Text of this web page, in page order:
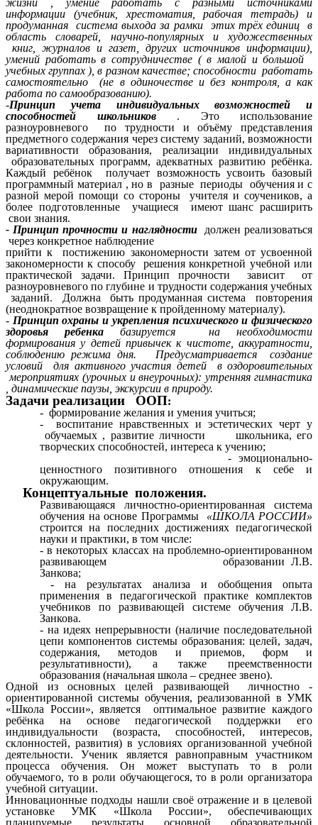
информации (учебник, хрестоматия, рабочая тетрадь) и
продуманная система выхода за рамки этих трёх единиц в
область словарей, научно-популярных и художественных
книг, журналов и газет, других источников информации),
умений работать в сотрудничестве ( в малой и большой
учебных группах ), в разном качестве; способности работать
самостоятельно (не в одиночестве и без контроля, а как
работа по самообразованию).
-Принцип учета индивидуальных возможностей и
способностей школьников. Это использование
разноуровневого по трудности и объёму представления
предметного содержания через систему заданий, возможности
вариативности образования, реализации индивидуальных
образовательных программ, адекватных развитию ребёнка.
Каждый ребёнок получает возможность усвоить базовый
программный материал , но в разные периоды обучения и с
разной мерой помощи со стороны учителя и соучеников, а
более подготовленные учащиеся имеют шанс расширить
свои знания.
- Принцип прочности и наглядностидолжен реализоваться
через конкретное наблюдение
прийти к постижению закономерности затем от усвоенной
закономерности к способу решения конкретной учебной или
практической задачи. Принцип прочности зависит от
разноуровневого по глубине и трудности содержания учебных
заданий. Должна быть продуманная система повторения
(неоднократное возвращение к пройденному материалу).
- Принцип охраны и укрепления психического и физического
здоровья ребенка базируется на необходимости
формирования у детей привычек к чистоте, аккуратности,
соблюдению режима дня. Предусматривается создание
условий для активного участия детей в оздоровительных
мероприятиях (урочных и внеурочных): утренняя гимнастика
, динамические паузы, экскурсии в природу.
Задачи реализации ООП:
- формирование желания и умения учиться;
- воспитание нравственных и эстетических черт у
обучаемых , развитие личности школьника, его
творческих способностей, интереса к учению;
- эмоционально-
ценностного позитивного отношения к себе и
окружающим.
Концептуальные положения.
Развивающаяся личностно-ориентированная система
обучения на основе Программы «ШКОЛА РОССИИ»
строится на последних достижениях педагогической
науки и практики, в том числе:
- в некоторых классах на проблемно-ориентированном
развивающем образовании Л.В.
Занкова;
- на результатах анализа и обобщения опыта
применения в педагогической практике комплектов
учебников по развивающей системе обучения Л.В.
Занкова.
- на идеях непрерывности (наличие последовательной
цепи компонентов системы образования: целей, задач,
содержания, методов и приемов, форм и
результативности), а также преемственности
образования (начальная школа – среднее звено).
Одной из основных целей развивающей личностно -
ориентированной системы обучения, реализованной в УМК
«Школа России», является оптимальное развитие каждого
ребёнка на основе педагогической поддержки его
индивидуальности (возраста, способностей, интересов,
склонностей, развития) в условиях организованной учебной
деятельности. Ученик является равноправным участником
процесса обучения. Он может выступать то в роли
обучаемого, то в роли обучающегося, то в роли организатора
учебной ситуации.
Инновационные подходы нашли своё отражение и в целевой
установке УМК «Школа России», обеспечивающих
планируемые результаты основной образовательной